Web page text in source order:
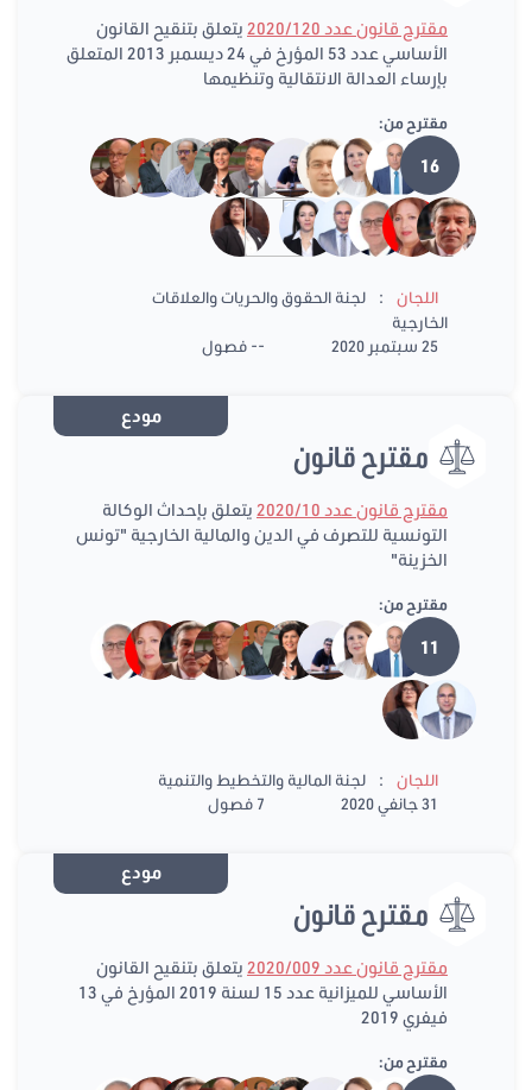
مقترح قانون عدد 2020/120
يتعلق بتنقيح القانون
الأساسي عدد 53 المؤرخ في 24 ديسمبر 2013 المتعلق
بإرساء العدالة الانتقالية وتنظيمها
مقترح من:
16
اللجان :
لجنة الحقوق والحريات والعلاقات
الخارجية
25 سبتمبر 2020
-- فصول
مودع
مقترح قانون
مقترح قانون عدد 2020/10
يتعلق بإحداث الوكالة
التونسية للتصرف في الدين والمالية الخارجية "تونس
الخزينة"
مقترح من:
11
اللجان :
لجنة المالية والتخطيط والتنمية
31 جانفي 2020
7 فصول
مودع
مقترح قانون
مقترح قانون عدد 2020/009
يتعلق بتنقيح القانون
الأساسي للميزانية عدد 15 لسنة 2019 المؤرخ في 13
فيفري 2019
مقترح من: